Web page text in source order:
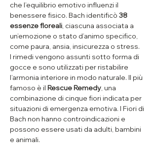
che l’equilibrio emotivo influenzi il
benessere fisico. Bach identificò 38
essenze floreali, ciascuna associata a
un’emozione o stato d’animo specifico,
come paura, ansia, insicurezza o stress.
I rimedi vengono assunti sotto forma di
gocce e sono utilizzati per ristabilire
l’armonia interiore in modo naturale. Il più
famoso è il Rescue Remedy, una
combinazione di cinque fiori indicata per
situazioni di emergenza emotiva. I Fiori di
Bach non hanno controindicazioni e
possono essere usati da adulti, bambini
e animali.